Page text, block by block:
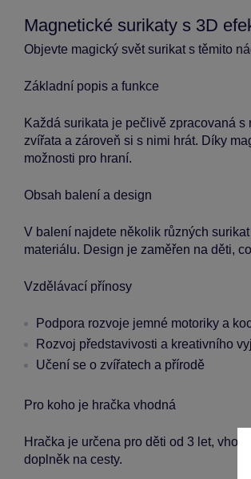
Magnetické surikaty s 3D
Objevte magický svět surikat s těmito
Základní popis a funkce
Každá surikata je pečlivě zpracovaná
zvířata a zároveň si s nimi hrát. Díky
možnosti pro hraní.
Obsah balení a design
V balení najdete několik různých
materiálu. Design je zaměřen na děti,
Vzdělávací přínosy
Podpora rozvoje jemné motoriky a
Rozvoj představivosti a kreativního
Učení se o zvířatech a přírodě
Pro koho je hračka vhodná
Hračka je určena pro děti od 3 let,
doplněk na cesty.